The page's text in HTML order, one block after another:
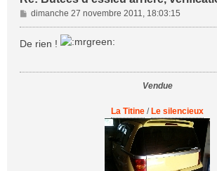
M
e
dimanche 27 novembre 2011, 18:03:15
De rien !
Vendue
La Titine / Le silencieux